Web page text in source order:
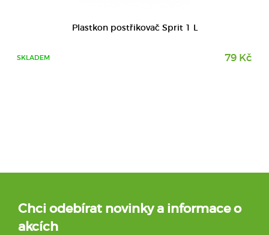
Plastkon postřikovač Sprit 1 L
SKLADEM 79 Kč
Chci odebírat novinky a informace o
akcích